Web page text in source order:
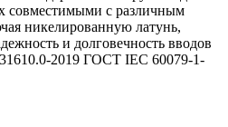
совместимыми с различным
никелированную латунь,
и долговечность вводов
2019 ГОСТ IEC 60079-1-